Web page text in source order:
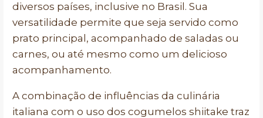
diversos países, inclusive no Brasil. Sua
versatilidade permite que seja servido como
prato principal, acompanhado de saladas ou
carnes, ou até mesmo como um delicioso
acompanhamento.
A combinação de influências da culinária
italiana com o uso dos cogumelos shiitake traz